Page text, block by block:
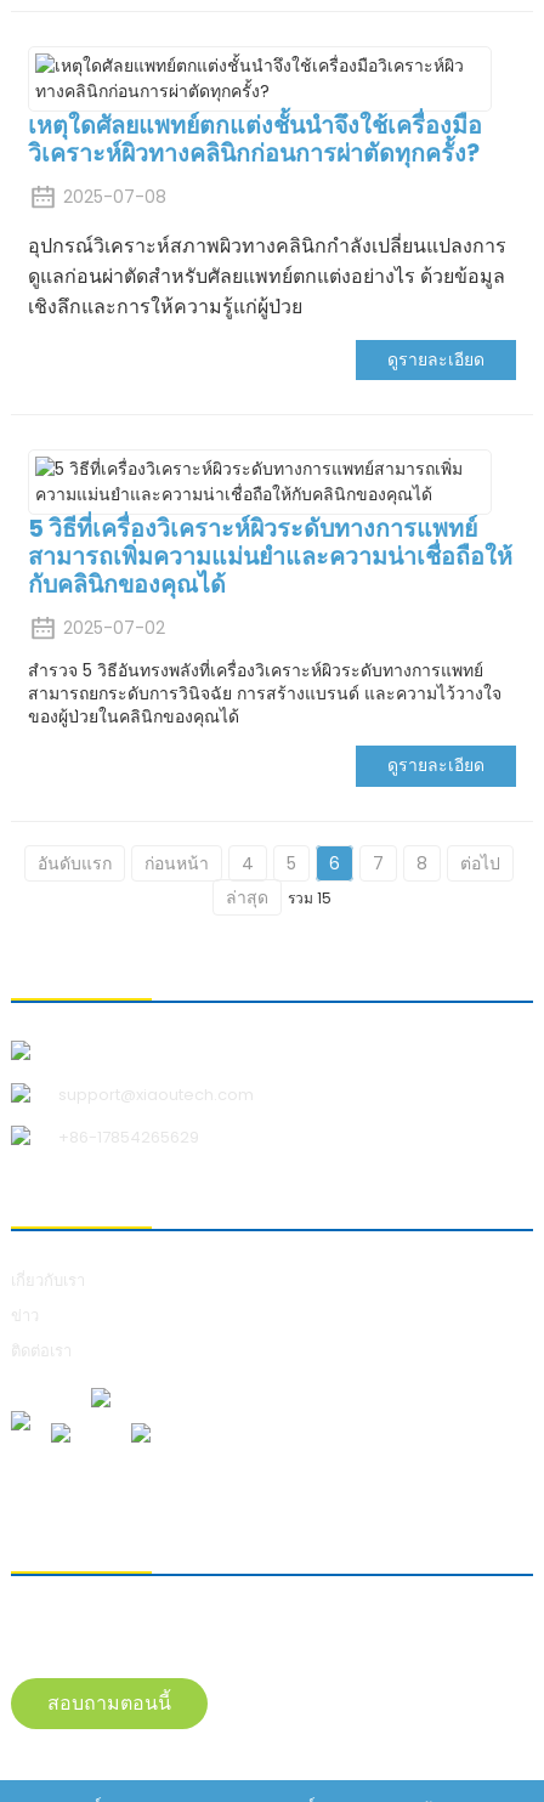
เหตุใดศัลยแพทย์ตกแต่งชั้นนำจึงใช้เครื่องมือ
วิเคราะห์ผิวทางคลินิกก่อนการผ่าตัดทุกครั้ง?
2025-07-08
อุปกรณ์วิเคราะห์สภาพผิวทางคลินิกกำลังเปลี่ยนแปลงการ
ดูแลก่อนผ่าตัดสำหรับศัลยแพทย์ตกแต่งอย่างไร ด้วยข้อมูล
เชิงลึกและการให้ความรู้แก่ผู้ป่วย
ดูรายละเอียด
5 วิธีที่เครื่องวิเคราะห์ผิวระดับทางการแพทย์
สามารถเพิ่มความแม่นยำและความน่าเชื่อถือให้
กับคลินิกของคุณได้
2025-07-02
สำรวจ 5 วิธีอันทรงพลังที่เครื่องวิเคราะห์ผิวระดับทางการแพทย์
สามารถยกระดับการวินิจฉัย การสร้างแบรนด์ และความไว้วางใจ
ของผู้ป่วยในคลินิกของคุณได้
ดูรายละเอียด
อันดับแรก ก่อนหน้า 4 5 6 7 8
ต่อไป
ล่าสุด
รวม 15
support@xiaoutech.com
+86-17854265629
เกี่ยวกับเรา
ข่าว
ติดต่อเรา
สอบถามตอนนี้